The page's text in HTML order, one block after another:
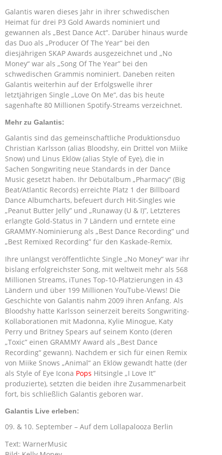
Galantis waren dieses Jahr in ihrer schwedischen
Heimat für drei P3 Gold Awards nominiert und
gewannen als „Best Dance Act“. Darüber hinaus wurde
das Duo als „Producer Of The Year“ bei den
diesjährigen SKAP Awards ausgezeichnet und „No
Money“ war als „Song Of The Year” bei den
schwedischen Grammis nominiert. Daneben reiten
Galantis weiterhin auf der Erfolgswelle ihrer
letztjährigen Single „Love On Me“, das bis heute
sagenhafte 80 Millionen Spotify-Streams verzeichnet.
Mehr zu Galantis:
Galantis sind das gemeinschaftliche Produktionsduo
Christian Karlsson (alias Bloodshy, ein Drittel von Miike
Snow) und Linus Eklöw (alias Style of Eye), die in
Sachen Songwriting neue Standards in der Dance
Music gesetzt haben. Ihr Debütalbum „Pharmacy“ (Big
Beat/Atlantic Records) erreichte Platz 1 der Billboard
Dance Albumcharts, befeuert durch Hit-Singles wie
„Peanut Butter Jelly” und „Runaway (U & I)”, Letzteres
erlangte Gold-Status in 7 Ländern und erntete eine
GRAMMY-Nominierung als „Best Dance Recording” und
„Best Remixed Recording” für den Kaskade-Remix.
Ihre unlängst veröffentlichte Single „No Money“ war ihr
bislang erfolgreichster Song, mit weltweit mehr als 568
Millionen Streams, iTunes Top-10-Platzierungen in 43
Ländern und über 199 Millionen YouTube-Views! Die
Geschichte von Galantis nahm 2009 ihren Anfang. Als
Bloodshy hatte Karlsson seinerzeit bereits Songwriting-
Kollaborationen mit Madonna, Kylie Minogue, Katy
Perry und Britney Spears auf seinem Konto (deren
„Toxic” einen GRAMMY Award als „Best Dance
Recording“ gewann). Nachdem er sich für einen Remix
von Miike Snows „Animal“ an Eklöw gewandt hatte (der
als Style of Eye Icona Pops Hitsingle „I Love It”
produzierte), setzten die beiden ihre Zusammenarbeit
fort, bis schließlich Galantis geboren war.
Galantis Live erleben:
09. & 10. September – Auf dem Lollapalooza Berlin
Text: WarnerMusic